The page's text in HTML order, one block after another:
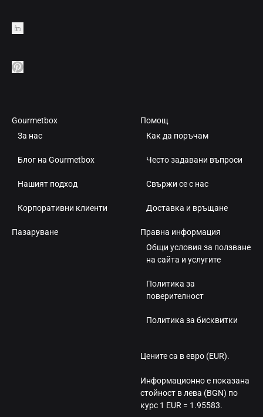
Gourmetbox
За нас
Блог на Gourmetbox
Нашият подход
Корпоративни клиенти
Пазаруване
Помощ
Как да поръчам
Често задавани въпроси
Свържи се с нас
Доставка и връщане
Правна информация
Общи условия за ползване
на сайта и услугите
Политика за
поверителност
Политика за бисквитки
Цените са в евро (EUR).
Информационно е показана
стойност в лева (BGN) по
курс 1 EUR = 1.95583.